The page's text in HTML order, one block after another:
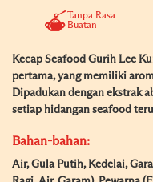
Tanpa Rasa
Buatan
Kecap Seafood Gurih Lee
pertama, yang memiliki
Dipadukan dengan ekstrak
setiap hidangan seafood
Bahan-bahan:
Air, Gula Putih, Kedelai,